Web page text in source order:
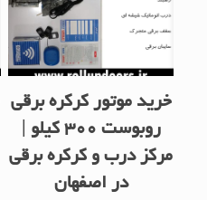
خرید موتور کرکره برقی
روبوست 300 کیلو |
مرکز درب و کرکره برقی
در اصفهان